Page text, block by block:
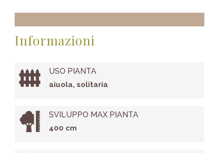
Informazioni
USO PIANTA
aiuola, solitaria
SVILUPPO MAX PIANTA
400 cm